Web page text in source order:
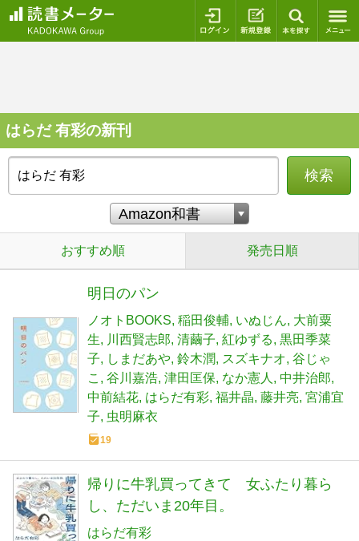
ログイン 新規登録
はらだ 有彩の新刊
検索
おすすめ順 発売日順
明日のパン
ノオトBOOKS 稲田俊輔 いぬじん 大前粟
生
川西賢志郎 清繭子 紅ゆずる 黒田季菜
子
しまだあや 鈴木潤 スズキナオ 谷じゃ
こ
谷川嘉浩 津田匡保 なか憲人
中井治郎
中前結花 はらだ有彩 福井晶 藤井亮 宮浦宜
子 虫明麻衣
19
帰りに牛乳買ってきて 女ふたり暮ら
し、ただいま20年目。
はらだ有彩